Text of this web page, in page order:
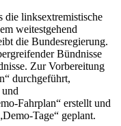
die linksextremistische
weitestgehend
die Bundesregierung.
Bündnisse
Zur Vorbereitung
durchgeführt,
Fahrplan“ erstellt und
Tage“ geplant.